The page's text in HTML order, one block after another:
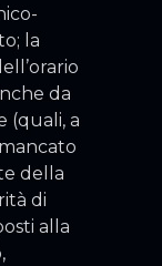
la
da
(quali, a
della
di
alla